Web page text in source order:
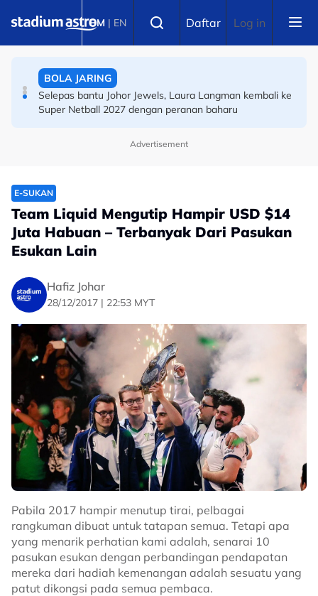
BM | EN Daftar Log in
Meledak: Sukma, pentas bermulanya impian dan
BOLA JARING
Selepas bantu Johor Jewels, Laura Langman kembali ke
Super Netball 2027 dengan peranan baharu
Advertisement
E-SUKAN
Team Liquid Mengutip Hampir USD $14
Juta Habuan – Terbanyak Dari Pasukan
Esukan Lain
Hafiz Johar
28/12/2017 | 22:53 MYT
Pabila 2017 hampir menutup tirai, pelbagai
rangkuman dibuat untuk tatapan semua. Tetapi apa
yang menarik perhatian kami adalah, senarai 10
pasukan esukan dengan perbandingan pendapatan
mereka dari hadiah kemenangan adalah sesuatu yang
patut dikongsi pada semua pembaca.